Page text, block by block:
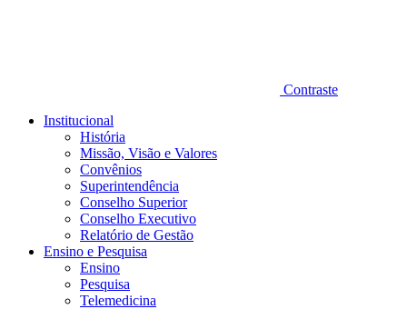
Contraste
Institucional
História
Missão, Visão e Valores
Convênios
Superintendência
Conselho Superior
Conselho Executivo
Relatório de Gestão
Ensino e Pesquisa
Ensino
Pesquisa
Telemedicina